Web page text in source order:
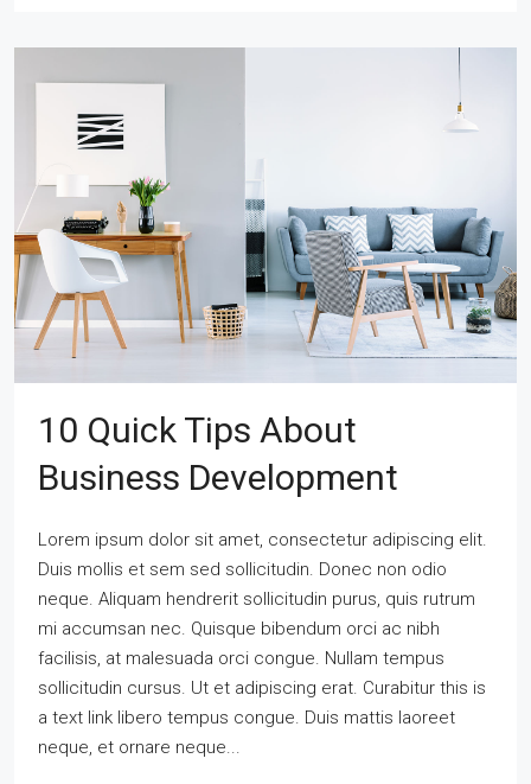
10 Quick Tips About
Business Development
Lorem ipsum dolor sit amet, consectetur adipiscing elit.
Duis mollis et sem sed sollicitudin. Donec non odio
neque. Aliquam hendrerit sollicitudin purus, quis rutrum
mi accumsan nec. Quisque bibendum orci ac nibh
facilisis, at malesuada orci congue. Nullam tempus
sollicitudin cursus. Ut et adipiscing erat. Curabitur this is
a text link libero tempus congue. Duis mattis laoreet
neque, et ornare neque...